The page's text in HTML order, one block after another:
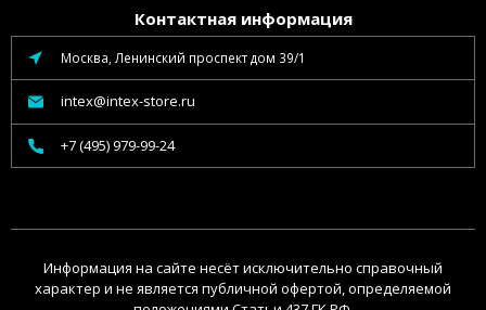
Контактная информация
Москва, Ленинский проспект дом 39/1
intex@intex-store.ru
+7 (495) 979-99-24
Информация на сайте несёт исключительно справочный
характер и не является публичной офертой, определяемой